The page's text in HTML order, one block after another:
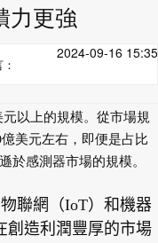
力更強
2024-09-16 15:35
以上的規模。從市場規
億美元左右，即便是占比
於感測器市場的規模。
聯網（IoT）和機器
創造利潤豐厚的市場